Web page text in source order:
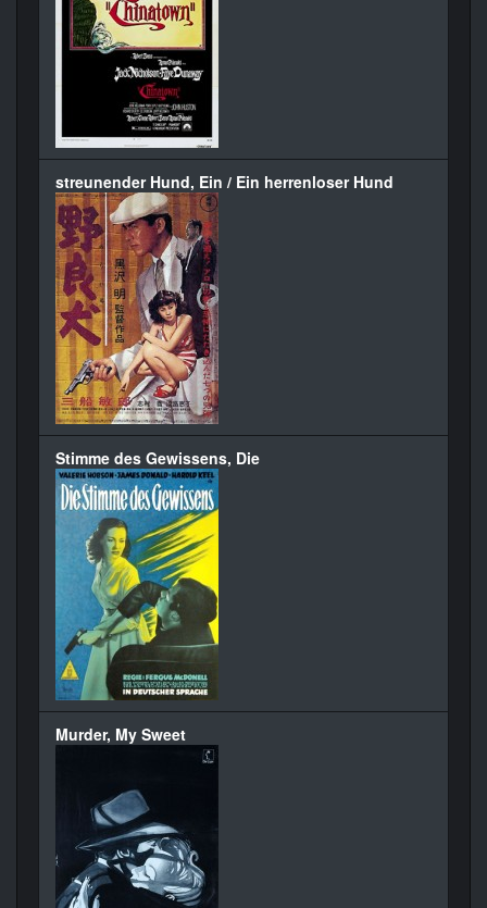
streunender Hund, Ein / Ein herrenloser Hund
Stimme des Gewissens, Die
Murder, My Sweet